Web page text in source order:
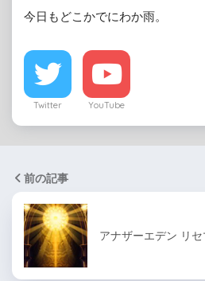
今日もどこかでにわか雨。
Twitter YouTube
前の記事
アナザーエデン リセ